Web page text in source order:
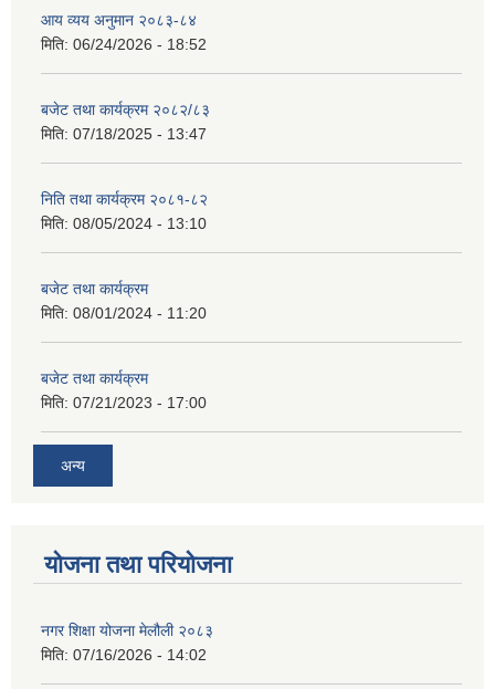
आय व्यय अनुमान २०८३-८४
मिति: 06/24/2026 - 18:52
बजेट तथा कार्यक्रम २०८२/८३
मिति: 07/18/2025 - 13:47
निति तथा कार्यक्रम २०८१-८२
मिति: 08/05/2024 - 13:10
बजेट तथा कार्यक्रम
मिति: 08/01/2024 - 11:20
बजेट तथा कार्यक्रम
मिति: 07/21/2023 - 17:00
अन्य
योजना तथा परियोजना
नगर शिक्षा योजना मेलौली २०८३
मिति: 07/16/2026 - 14:02